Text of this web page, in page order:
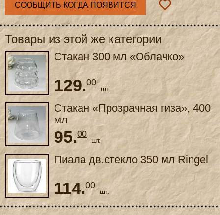
СООБЩИТЬ КОГДА ПОЯВИТСЯ
Товары из этой же категории
Стакан 300 мл «Облачко»
129.00
шт.
Стакан «Прозрачная гиза», 400
мл
95.00
шт.
Пиала дв.стекло 350 мл Ringel
114.00
шт.